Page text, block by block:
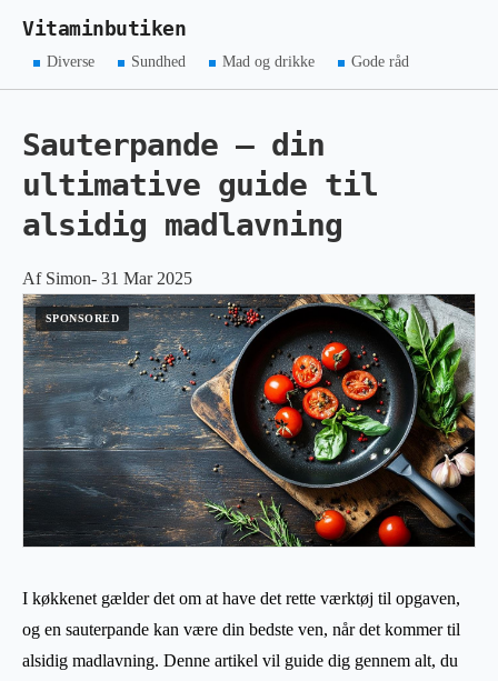
Vitaminbutiken
Diverse Sundhed Mad og drikke Gode råd
Sauterpande – din
ultimative guide til
alsidig madlavning
Af Simon- 31 Mar 2025
I køkkenet gælder det om at have det rette værktøj til opgaven,
og en sauterpande kan være din bedste ven, når det kommer til
alsidig madlavning. Denne artikel vil guide dig gennem alt, du